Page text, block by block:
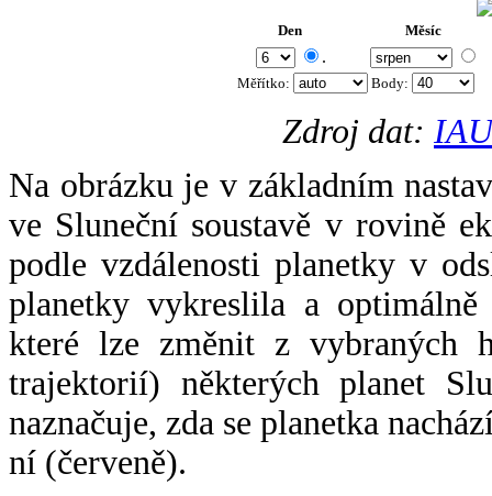
Den Měsíc
.
Měřítko: Body:
Zdroj dat:
Na obrázku je v základním
ve Sluneční soustavě v rovině
podle vzdálenosti planetky v
planetky vykreslila a
které lze změnit z vybraných
trajektorií) některých planet
naznačuje, zda se planetka
ní (červeně).